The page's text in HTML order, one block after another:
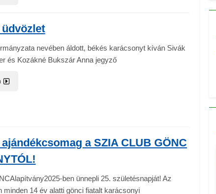
nevében áldott, békés karácsonyt kíván Sivák
és Kozákné Bukszár Anna jegyző
a SZIA CLUB GÖNC
ben ünnepli 25. születésnapját! Az
minden 14 év alatti gönci fiatalt karácsonyi